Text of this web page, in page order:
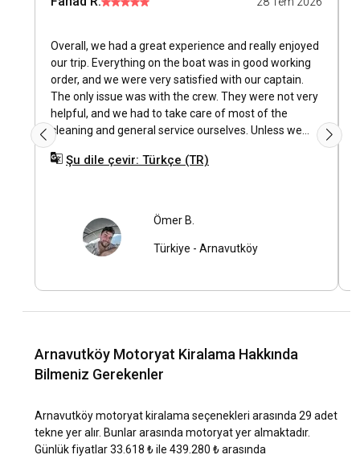
ziyaret edebilirsiniz.
Arnavutköy bölgesindeki en popüler turistik yerler
ve açık hava etkinlikleri nelerdir?
Arnavutköy bölgesi, inanılmaz tarihi siteler ve doğa
güzellikleriyle ünlüdür. Bebek ve Emirgan parklarını ziyaret
edebilir, Rumeli Hisarı’nın büyüleyici manzarasını
izleyebilirsiniz. Ayrıca, yeme içme mekanları, gece hayatı ve
alışveriş yerleri de turunuzun keyifli kısımlarından olacaktır.
demirleme yerleri hangileridir?
Arnavutköy Marina, teknenizi güvenle bırakabileceğiniz
motoryat kiralayabilir miyim?
kutlayabilirsiniz. Bu benzersiz deneyim herkes tarafından
unutulmaz olacak.
Overall, we had a great experience and really enjoyed
our trip. Everything on the boat was in good working
order, and we were very satisfied with our captain.
The only issue was with the crew. They were not very
helpful, and we had to take care of most of the
cleaning and general service ourselves. Unless we
specifically asked for assistance, they did not seem
very willing to help.
Şu dile çevir: Türkçe (TR)
Ömer B.
Türkiye - Arnavutköy
Arnavutköy Motoryat Kiralama Hakkında
Bilmeniz Gerekenler
Arnavutköy motoryat kiralama seçenekleri arasında 29 adet
tekne yer alır. Bunlar arasında motoryat yer almaktadır.
Günlük fiyatlar 33.618 ₺ ile 439.280 ₺ arasında